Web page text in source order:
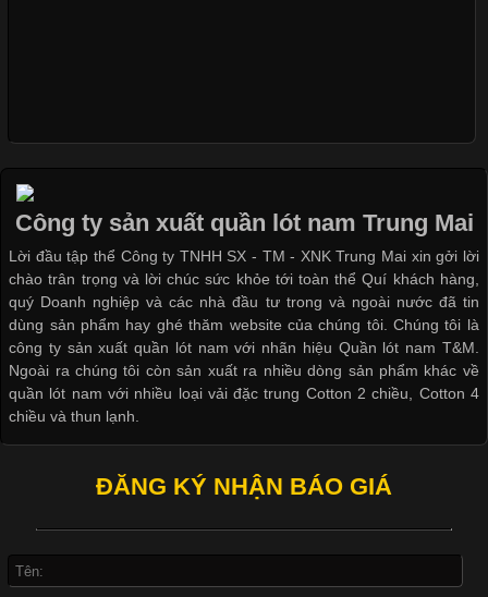
Các Form Áo Thun Phổ Biến Hiện Nay Và Xu Hướng Trong
Ngành May Mặc Áo thun là một trong những trang phục quen
thuộc và được sử dụng phổ biến nhất hiện nay. Không chỉ đa
dạng về màu sắc hay chất liệu, áo thun còn có nhiều form dáng
khác nhau để phù hợp với từng phong cách thời trang và nhu
cầu
Khám Phá Áo Phông Trang Phục Phổ Biến Nhất Hiện Nay
Áo phông là một trong những trang phục phổ biến nhất trong
Không chỉ xuất hiện trong thời trang thường ngày, áo phông còn
được ứng dụng rộng rãi trong ngành sản xuất may mặc, đặc
biệt là các sản phẩm từ vải thun. Hiện nay,
Công ty sản xuất quần lót nam Trung Mai
Lời đầu tập thể Công ty TNHH SX - TM - XNK Trung Mai xin gởi lời
chào trân trọng và lời chúc sức khỏe tới toàn thể Quí khách hàng,
quý Doanh nghiệp và các nhà đầu tư trong và ngoài nước đã tin
dùng sản phẩm hay ghé thăm website của chúng tôi. Chúng tôi là
công ty sản xuất quần lót nam với nhãn hiệu Quần lót nam T&M.
Ngoài ra chúng tôi còn sản xuất ra nhiều dòng sản phẩm khác về
quần lót nam với nhiều loại vải đặc trung Cotton 2 chiều, Cotton 4
chiều và thun lạnh.
ĐĂNG KÝ NHẬN BÁO GIÁ